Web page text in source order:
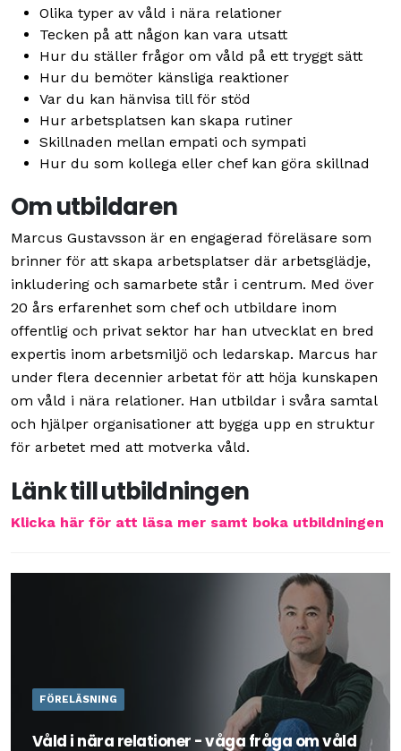
Olika typer av våld i nära relationer
Tecken på att någon kan vara utsatt
Hur du ställer frågor om våld på ett tryggt sätt
Hur du bemöter känsliga reaktioner
Var du kan hänvisa till för stöd
Hur arbetsplatsen kan skapa rutiner
Skillnaden mellan empati och sympati
Hur du som kollega eller chef kan göra skillnad
Om utbildaren
Marcus Gustavsson är en engagerad föreläsare som
brinner för att skapa arbetsplatser där arbetsglädje,
inkludering och samarbete står i centrum. Med över
20 års erfarenhet som chef och utbildare inom
offentlig och privat sektor har han utvecklat en bred
expertis inom arbetsmiljö och ledarskap. Marcus har
under flera decennier arbetat för att höja kunskapen
om våld i nära relationer. Han utbildar i svåra samtal
och hjälper organisationer att bygga upp en struktur
för arbetet med att motverka våld.
Länk till utbildningen
Klicka här för att läsa mer samt boka utbildningen
FÖRELÄSNING
Våld i nära relationer - våga fråga om våld